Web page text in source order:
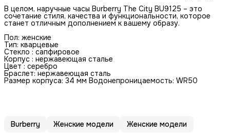
В целом, наручные часы Burberry The City BU9125 – это
сочетание стиля, качества и функциональности, которое
станет отличным дополнением к вашему образу.
Пол: женские
Тип: кварцевые
Стекло : сапфировое
Корпус : нержавеющая сталье
Цвет : серебро
Браслет: нержавеющая сталь
Размер корпуса: 34 мм Водонепроницаемость: WR50
Burberry Женские модели Женские модели